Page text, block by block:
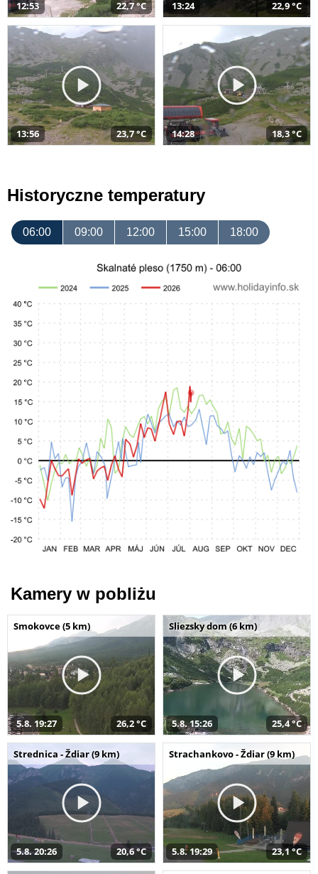
12:53 22,7 °C 13:24 22,9 °C
13:56 23,7 °C 14:28 18,3 °C
Historyczne temperatury
06:00 09:00 12:00 15:00 18:00
Kamery w pobliżu
Smokovce (5 km)
5.8. 19:27 26,2 °C
Sliezsky dom (6 km)
5.8. 15:26 25,4 °C
Strednica - Ždiar (9 km)
5.8. 20:26 20,6 °C
Strachankovo - Ždiar (9 km)
5.8. 19:29 23,1 °C